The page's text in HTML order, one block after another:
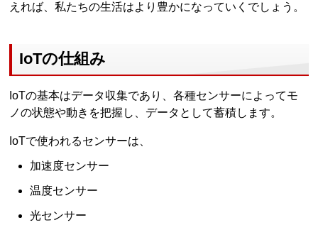
えれば、私たちの生活はより豊かになっていくでしょう。
IoTの仕組み
IoTの基本はデータ収集であり、各種センサーによってモ
ノの状態や動きを把握し、データとして蓄積します。
IoTで使われるセンサーは、
加速度センサー
温度センサー
光センサー